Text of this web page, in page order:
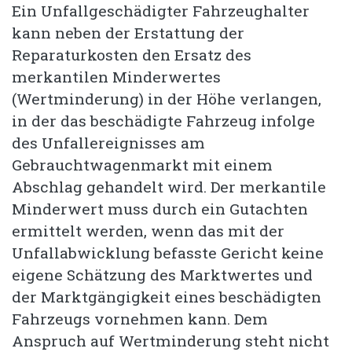
Ein Unfallgeschädigter Fahrzeughalter
kann neben der Erstattung der
Reparaturkosten den Ersatz des
merkantilen Minderwertes
(Wertminderung) in der Höhe verlangen,
in der das beschädigte Fahrzeug infolge
des Unfallereignisses am
Gebrauchtwagenmarkt mit einem
Abschlag gehandelt wird. Der merkantile
Minderwert muss durch ein Gutachten
ermittelt werden, wenn das mit der
Unfallabwicklung befasste Gericht keine
eigene Schätzung des Marktwertes und
der Marktgängigkeit eines beschädigten
Fahrzeugs vornehmen kann. Dem
Anspruch auf Wertminderung steht nicht